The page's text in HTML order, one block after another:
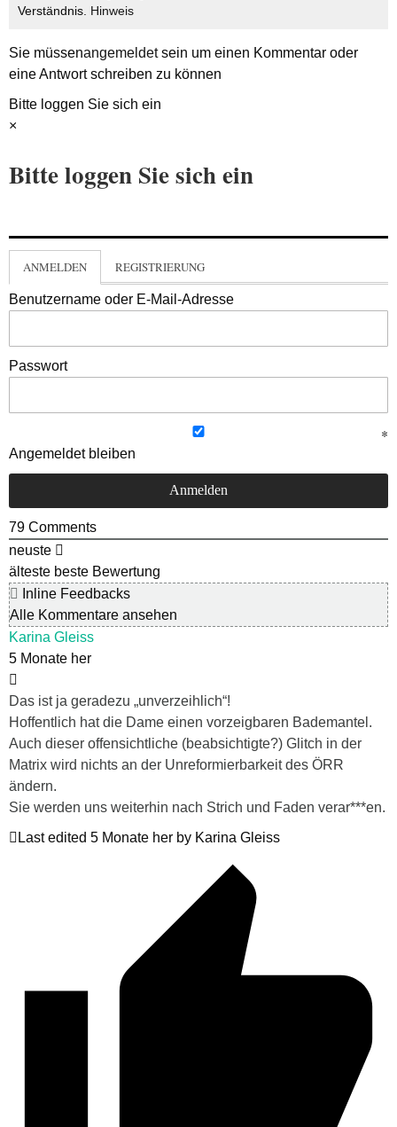
Verständnis. Hinweis
Sie müssenangemeldetsein um einen Kommentar oder
eine Antwort schreiben zu können
Bitte loggen Sie sich ein
×
Bitte loggen Sie sich ein
ANMELDEN REGISTRIERUNG
Benutzername oder E-Mail-Adresse
Passwort
Angemeldet bleiben
79 Comments
neuste
älteste beste Bewertung
Inline Feedbacks
Alle Kommentare ansehen
Karina Gleiss
5 Monate her
Das ist ja geradezu „unverzeihlich“!
Hoffentlich hat die Dame einen vorzeigbaren Bademantel.
Auch dieser offensichtliche (beabsichtigte?) Glitch in der
Matrix wird nichts an der Unreformierbarkeit des ÖRR
ändern.
Sie werden uns weiterhin nach Strich und Faden verar***en.
Last edited 5 Monate her by Karina Gleiss